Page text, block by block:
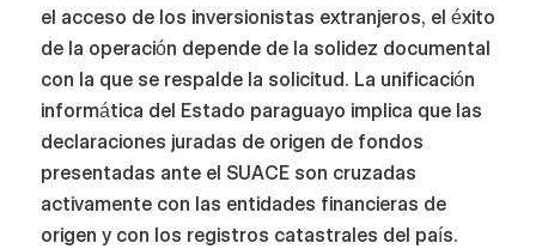
el acceso de los inversionistas extranjeros, el éxito
de la operación depende de la solidez documental
con la que se respalde la solicitud. La unificación
informática del Estado paraguayo implica que las
declaraciones juradas de origen de fondos
presentadas ante el SUACE son cruzadas
activamente con las entidades financieras de
origen y con los registros catastrales del país.